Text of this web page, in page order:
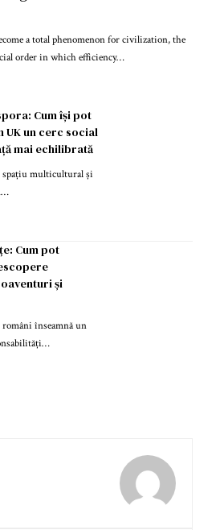
a total phenomenon for civilization, the
order in which efficiency…
Cum își pot
un cerc social
mai echilibrată
spațiu multicultural și
Cum pot
și
înseamnă un